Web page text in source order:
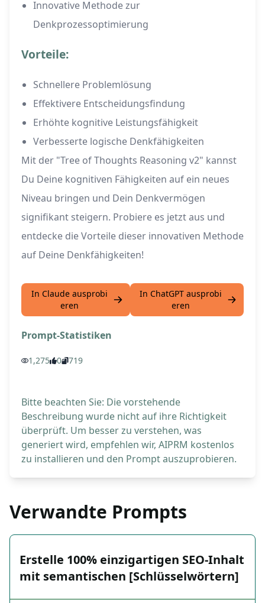
Innovative Methode zur
Denkprozessoptimierung
Vorteile:
Schnellere Problemlösung
Effektivere Entscheidungsfindung
Erhöhte kognitive Leistungsfähigkeit
Verbesserte logische Denkfähigkeiten
Mit der "Tree of Thoughts Reasoning v2" kannst
Du Deine kognitiven Fähigkeiten auf ein neues
Niveau bringen und Dein Denkvermögen
signifikant steigern. Probiere es jetzt aus und
entdecke die Vorteile dieser innovativen Methode
auf Deine Denkfähigkeiten!
In Claude ausprobi
eren
In ChatGPT ausprobi
eren
Prompt-Statistiken
1,275 0 719
Bitte beachten Sie: Die vorstehende
Beschreibung wurde nicht auf ihre Richtigkeit
überprüft. Um besser zu verstehen, was
generiert wird, empfehlen wir, AIPRM kostenlos
zu installieren und den Prompt auszuprobieren.
Verwandte Prompts
Erstelle 100% einzigartigen SEO-Inhalt
mit semantischen [Schlüsselwörtern]